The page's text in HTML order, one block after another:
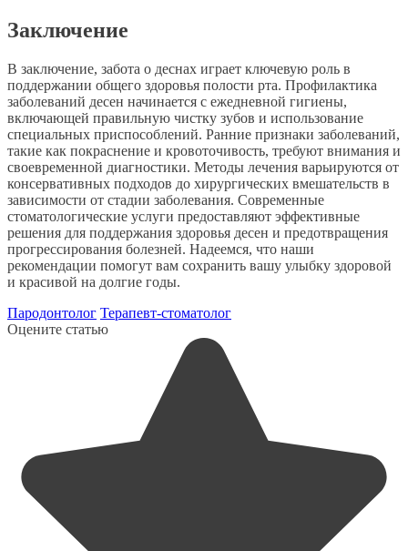
Заключение
В заключение, забота о деснах играет ключевую роль в
поддержании общего здоровья полости рта. Профилактика
заболеваний десен начинается с ежедневной гигиены,
включающей правильную чистку зубов и использование
специальных приспособлений. Ранние признаки заболеваний,
такие как покраснение и кровоточивость, требуют внимания и
своевременной диагностики. Методы лечения варьируются от
консервативных подходов до хирургических вмешательств в
зависимости от стадии заболевания. Современные
стоматологические услуги предоставляют эффективные
решения для поддержания здоровья десен и предотвращения
прогрессирования болезней. Надеемся, что наши
рекомендации помогут вам сохранить вашу улыбку здоровой
и красивой на долгие годы.
Пародонтолог Терапевт-стоматолог
Оцените статью